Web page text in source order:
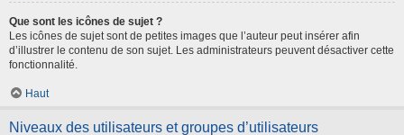
Que sont les icônes de sujet ?
Les icônes de sujet sont de petites images que l’auteur peut insérer afin
d’illustrer le contenu de son sujet. Les administrateurs peuvent désactiver cette
fonctionnalité.
Haut
Niveaux des utilisateurs et groupes d’utilisateurs